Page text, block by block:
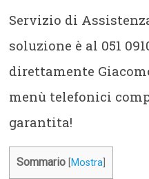
Servizio di
soluzione è al 051
direttamente
menù telefonici
garantita!
Sommario Mostra